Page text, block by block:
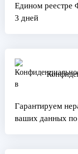
Едином реестре
3 дней
Гарантируем
ваших данных